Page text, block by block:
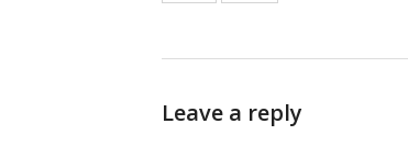
Leave a reply